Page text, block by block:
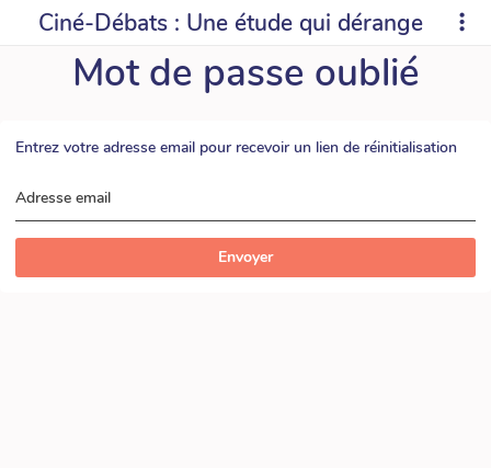
Ciné-Débats : Une étude qui dérange
Mot de passe oublié
Entrez votre adresse email pour recevoir un lien de réinitialisation
Adresse email
Envoyer